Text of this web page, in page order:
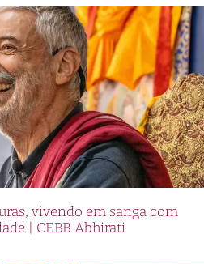
vivendo em sanga com
| CEBB Abhirati